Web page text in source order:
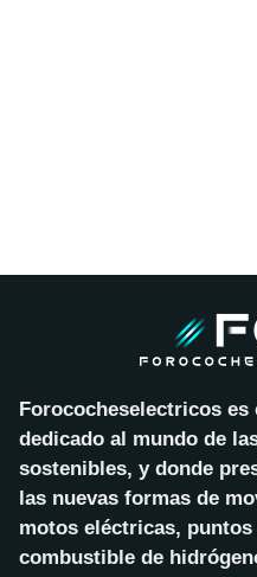
Forococheselectricos
dedicado al mundo de
sostenibles, y donde
las nuevas formas de
motos eléctricas,
combustible de